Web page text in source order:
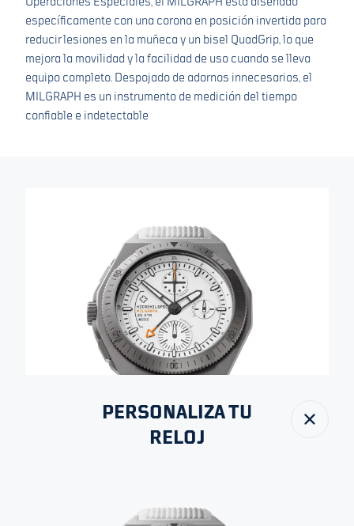
específicamente con una corona en posición invertida para
reducir lesiones en la muñeca y un bisel QuadGrip, lo que
mejora la movilidad y la facilidad de uso cuando se lleva
equipo completo. Despojado de adornos innecesarios, el
MILGRAPH es un instrumento de medición del tiempo
confiable e indetectable
Cerrar
PERSONALIZA TU
RELOJ